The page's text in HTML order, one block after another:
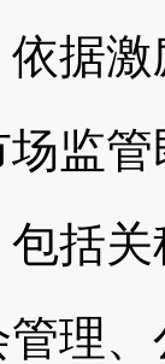
激
监
括
理